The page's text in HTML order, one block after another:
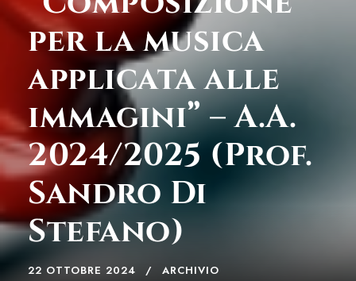
per la musica
applicata alle
immagini” – A.A.
2024/2025 (Prof.
Sandro Di
Stefano)
22 OTTOBRE 2024 ARCHIVIO